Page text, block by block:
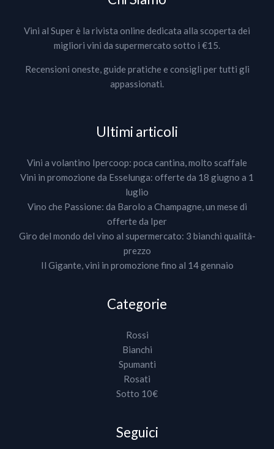
Vini al Super è la rivista online dedicata alla scoperta dei
migliori vini da supermercato sotto i €15.
Recensioni oneste, guide pratiche e consigli per tutti gli
appassionati.
Ultimi articoli
Vini a volantino Ipercoop: poca cantina, molto scaffale
Vini in promozione da Esselunga: offerte da 18 giugno a 1
luglio
Vino che Passione: da Barolo a Champagne, un mese di
offerte da Iper
Giro del mondo del vino al supermercato: 3 bianchi qualità-
prezzo
Il Gigante, vini in promozione fino al 14 gennaio
Categorie
Rossi
Bianchi
Spumanti
Rosati
Sotto 10€
Seguici